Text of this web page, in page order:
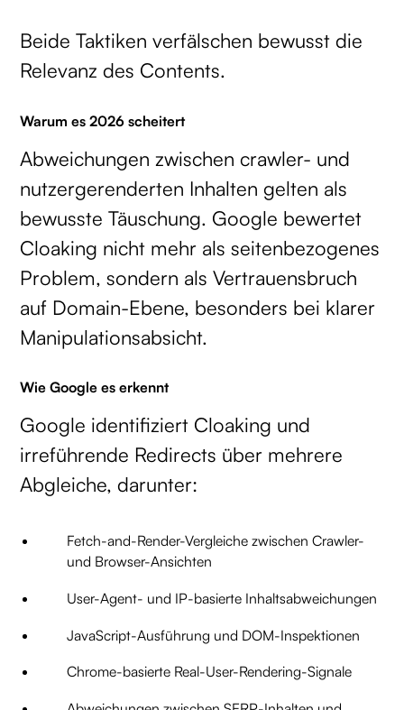
Beide Taktiken verfälschen bewusst die
Relevanz des Contents.
Warum es 2026 scheitert
Abweichungen zwischen crawler- und
nutzergerenderten Inhalten gelten als
bewusste Täuschung. Google bewertet
Cloaking nicht mehr als seitenbezogenes
Problem, sondern als Vertrauensbruch
auf Domain-Ebene, besonders bei klarer
Manipulationsabsicht.
Wie Google es erkennt
Google identifiziert Cloaking und
irreführende Redirects über mehrere
Abgleiche, darunter:
Fetch-and-Render-Vergleiche zwischen Crawler-
und Browser-Ansichten
User-Agent- und IP-basierte Inhaltsabweichungen
JavaScript-Ausführung und DOM-Inspektionen
Chrome-basierte Real-User-Rendering-Signale